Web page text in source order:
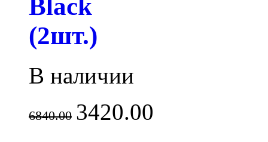
Black
(2шт.)
В наличии
6840.00 3420.00